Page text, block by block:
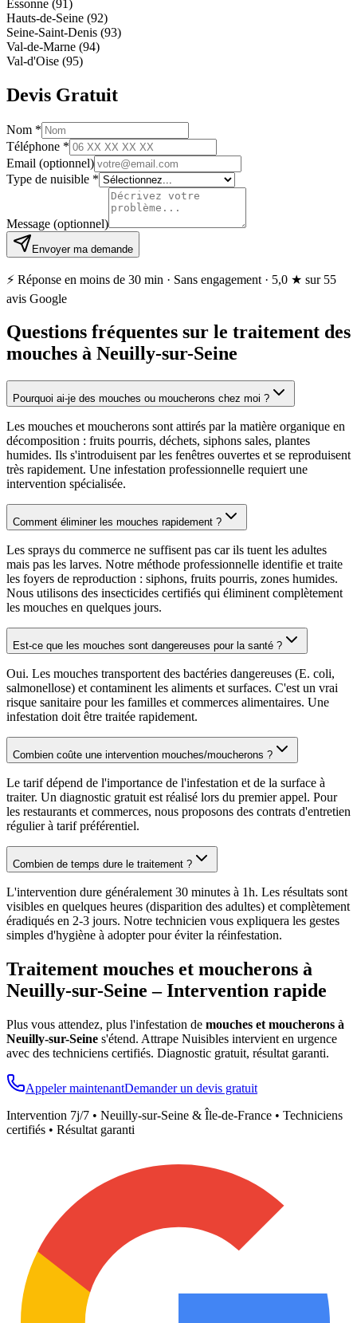
Essonne (91)
Hauts-de-Seine (92)
Seine-Saint-Denis (93)
Val-de-Marne (94)
Val-d'Oise (95)
Devis Gratuit
Nom *
Téléphone *
Email (optionnel)
Type de nuisible *
Message (optionnel)
Envoyer ma demande
⚡ Réponse en moins de 30 min · Sans engagement · 5,0 ★ sur 55
avis Google
Questions fréquentes sur le traitement des
mouches à Neuilly-sur-Seine
Pourquoi ai-je des mouches ou moucherons chez moi ?
Les mouches et moucherons sont attirés par la matière organique en
décomposition : fruits pourris, déchets, siphons sales, plantes
humides. Ils s'introduisent par les fenêtres ouvertes et se reproduisent
très rapidement. Une infestation professionnelle requiert une
intervention spécialisée.
Comment éliminer les mouches rapidement ?
Les sprays du commerce ne suffisent pas car ils tuent les adultes
mais pas les larves. Notre méthode professionnelle identifie et traite
les foyers de reproduction : siphons, fruits pourris, zones humides.
Nous utilisons des insecticides certifiés qui éliminent complètement
les mouches en quelques jours.
Est-ce que les mouches sont dangereuses pour la santé ?
Oui. Les mouches transportent des bactéries dangereuses (E. coli,
salmonellose) et contaminent les aliments et surfaces. C'est un vrai
risque sanitaire pour les familles et commerces alimentaires. Une
infestation doit être traitée rapidement.
Combien coûte une intervention mouches/moucherons ?
Le tarif dépend de l'importance de l'infestation et de la surface à
traiter. Un diagnostic gratuit est réalisé lors du premier appel. Pour
les restaurants et commerces, nous proposons des contrats d'entretien
régulier à tarif préférentiel.
Combien de temps dure le traitement ?
L'intervention dure généralement 30 minutes à 1h. Les résultats sont
visibles en quelques heures (disparition des adultes) et complètement
éradiqués en 2-3 jours. Notre technicien vous expliquera les gestes
simples d'hygiène à adopter pour éviter la réinfestation.
Traitement mouches et moucherons à
Neuilly-sur-Seine – Intervention rapide
Plus vous attendez, plus l'infestation de mouches et moucherons à
Neuilly-sur-Seine s'étend. Attrape Nuisibles intervient en urgence
avec des techniciens certifiés. Diagnostic gratuit, résultat garanti.
Appeler maintenantDemander un devis gratuit
Intervention 7j/7 • Neuilly-sur-Seine & Île-de-France • Techniciens
certifiés • Résultat garanti